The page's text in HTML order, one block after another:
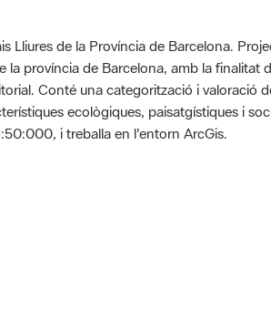
Lliures de la Província de Barcelona.
la província de Barcelona, amb la finalitat
Conté una categorització i valoració
ecològiques, paisatgístiques i
i treballa en l'entorn ArcGis.
de 5.